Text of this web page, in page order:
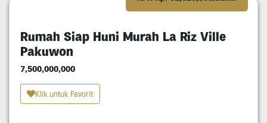
Rumah Siap Huni Murah La Riz Ville
Pakuwon
7,500,000,000
Klik untuk Favorit